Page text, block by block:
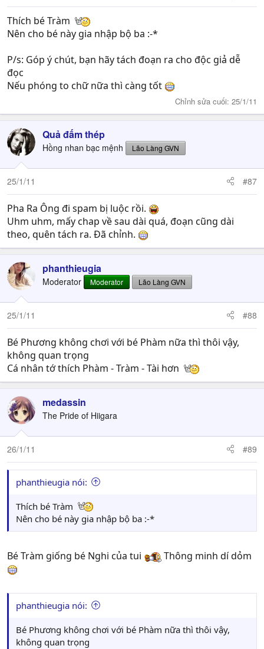
Thích bé Tràm
Nên cho bé này gia nhập bộ ba :-*
P/s: Góp ý chút, bạn hãy tách đoạn ra cho độc giả dễ
đọc
Nếu phóng to chữ nữa thì càng tốt
Chỉnh sửa cuối: 25/1/11
Quả đấm thép
Hồng nhan bạc mệnh Lão Làng GVN
25/1/11 #87
Pha Ra Ông đi spam bị luộc rồi.
Uhm uhm, mấy chap về sau dài quá, đoạn cũng dài
theo, quên tách ra. Đã chỉnh.
phanthieugia
Moderator Moderator Lão Làng GVN
25/1/11 #88
Bé Phương không chơi với bé Phàm nữa thì thôi vậy,
không quan trọng
Cá nhân tớ thích Phàm - Tràm - Tài hơn
medassin
The Pride of Hiigara
26/1/11 #89
phanthieugia nói:
Thích bé Tràm
Nên cho bé này gia nhập bộ ba :-*
Bé Tràm giống bé Nghi của tui Thông minh dí dỏm
phanthieugia nói:
Bé Phương không chơi với bé Phàm nữa thì thôi vậy,
không quan trọng